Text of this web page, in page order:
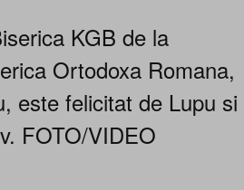
KGB de la
Ortodoxa Romana,
este felicitat de Lupu si
FOTO/VIDEO